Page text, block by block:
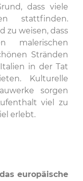
dass viele
stattfinden.
zu weisen, dass
malerischen
Stränden
in der Tat
Kulturelle
sorgen
viel zu
erlebt.
europäische